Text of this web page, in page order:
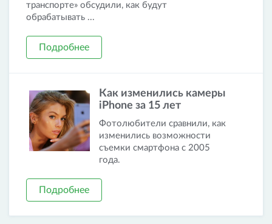
транспорте» обсудили, как будут
обрабатывать ...
Подробнее
Как изменились камеры
iPhone за 15 лет
Фотолюбители сравнили, как
изменились возможности
съемки смартфона с 2005
года.
Подробнее